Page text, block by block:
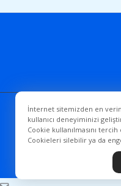
Sitemiz
İnternet sitemizden en
kullanıcı deneyiminizi
Cookie kullanılmasını tercih
Cookieleri silebilir ya da